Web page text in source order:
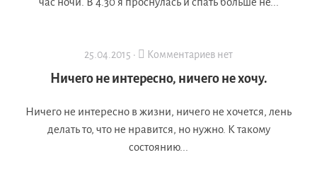
25.04.2015 · Комментариев нет
Ничего не интересно, ничего не хочу.
Ничего не интересно в жизни, ничего не хочется, лень
делать то, что не нравится, но нужно. К такому
состоянию...